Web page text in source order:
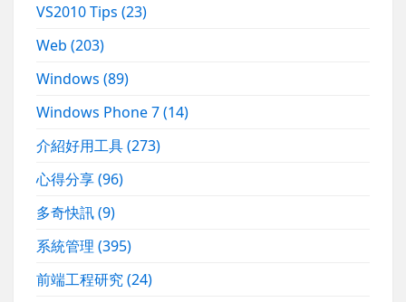
VS2010 Tips(23)
Web(203)
Windows(89)
Windows Phone 7(14)
介紹好用工具(273)
心得分享(96)
多奇快訊(9)
系統管理(395)
前端工程研究(24)